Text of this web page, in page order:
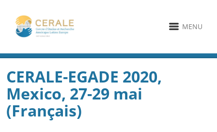
MENU
CERALE-EGADE 2020,
Mexico, 27-29 mai
(Français)